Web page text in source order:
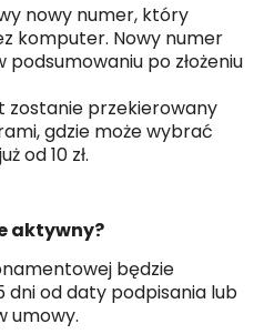
nowy numer, który
komputer. Nowy numer
po złożeniu
zostanie przekierowany
gdzie może wybrać
od 10 zł.
aktywny?
będzie
od daty podpisania lub
umowy.